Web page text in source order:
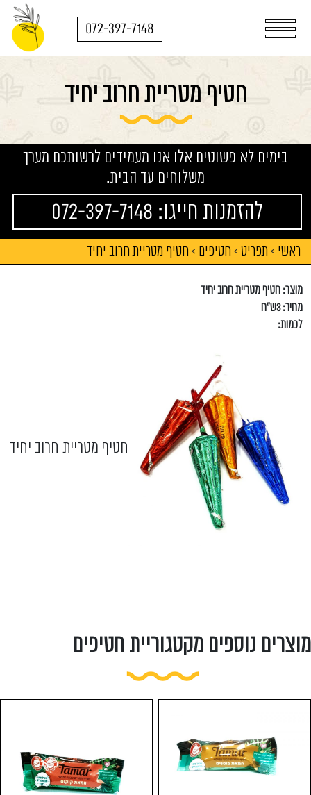
072-397-7148
חטיף מטריית חרוב יחיד
בימים לא פשוטים אלו אנו מעמידים לרשותכם מערך
משלוחים עד הבית.
להזמנות חייגו: 072-397-7148
ראשי > תפריט > חטיפים > חטיף מטריית חרוב יחיד
מוצר: חטיף מטריית חרוב יחיד
מחיר: 3ש"ח
לכמות:
חטיף מטריית חרוב יחיד
מוצרים נוספים מקטגוריית חטיפים